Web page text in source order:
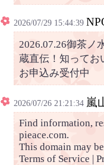
2026/07/29 15:44:39
2026.07.26御茶ノ
蔵直伝！知ってお
お申込み受付中
2026/07/26 21:21:34 嵐
Find information,
pieace.com.
This domain may
Terms of Service |